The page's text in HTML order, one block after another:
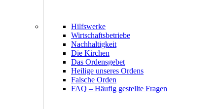
Hilfswerke
Wirtschaftsbetriebe
Nachhaltigkeit
Die Kirchen
Das Ordensgebet
Heilige unseres Ordens
Falsche Orden
FAQ – Häufig gestellte Fragen